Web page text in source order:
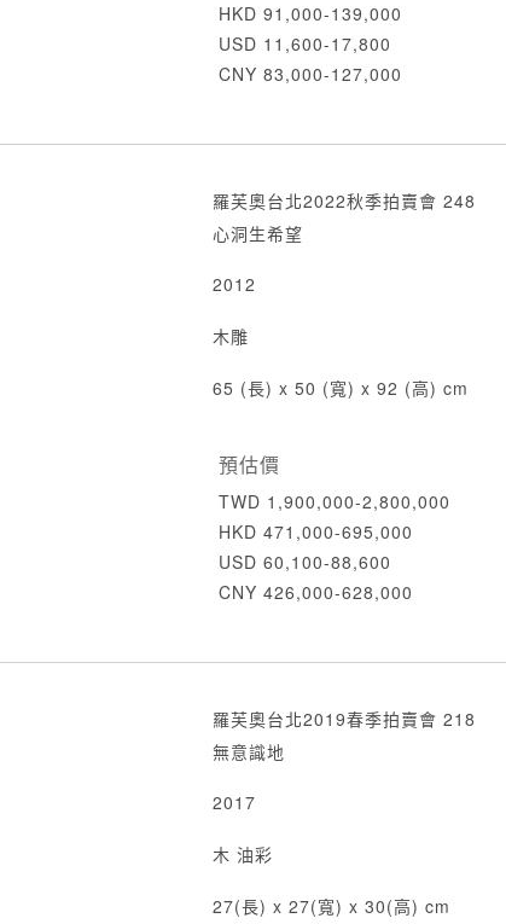
HKD 91,000-139,000
USD 11,600-17,800
CNY 83,000-127,000
羅芙奧台北2022秋季拍賣會 248
心洞生希望
2012
木雕
65 (長) x 50 (寬) x 92 (高) cm
預估價
TWD 1,900,000-2,800,000
HKD 471,000-695,000
USD 60,100-88,600
CNY 426,000-628,000
羅芙奧台北2019春季拍賣會 218
無意識地
2017
木 油彩
27(長) x 27(寬) x 30(高) cm